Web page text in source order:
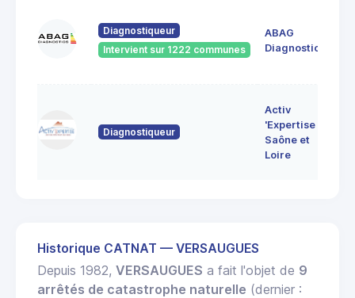
Diagnostiqueur
Intervient sur 1222 communes
ABAG
Diagnostics
Diagnostiqueur
Activ
'Expertise
Saône et
Loire
Historique CATNAT — VERSAUGUES
Depuis 1982, VERSAUGUES a fait l'objet de 9
arrêtés de catastrophe naturelle (dernier :